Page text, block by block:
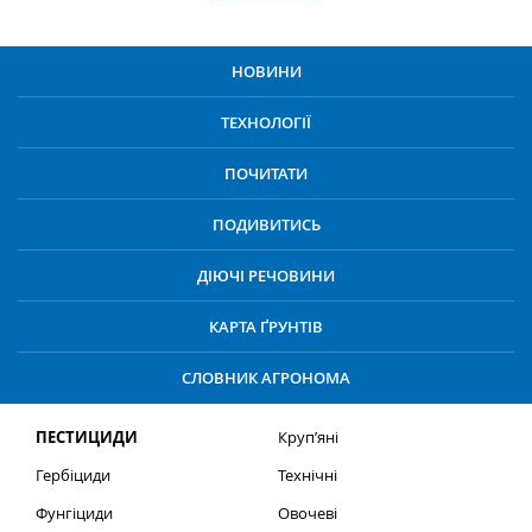
НОВИНИ
ТЕХНОЛОГІЇ
ПОЧИТАТИ
ПОДИВИТИСЬ
ДІЮЧІ РЕЧОВИНИ
КАРТА ҐРУНТІВ
СЛОВНИК АГРОНОМА
ПЕСТИЦИДИ
Гербіциди
Фунгіциди
Круп’яні
Технічні
Овочеві